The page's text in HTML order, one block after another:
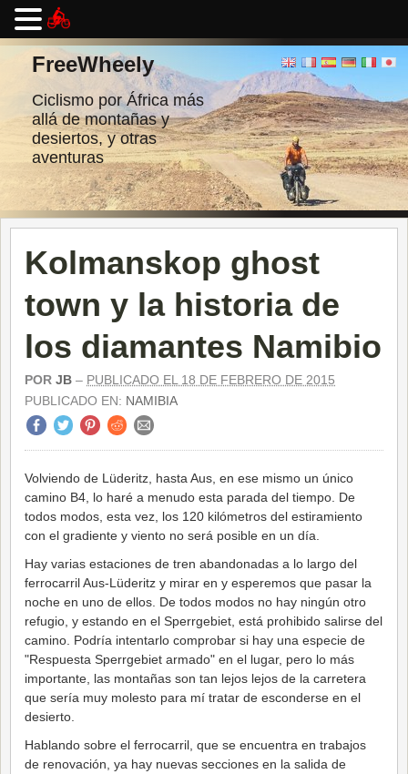
Ir
contenidoFreeWheely
Ciclismo por África más
allá de montañas y
desiertos, y otras
aventuras
Kolmanskop ghost
town y la historia de
los diamantes Namibio
POR JB – PUBLICADO EL 18 DE FEBRERO DE 2015
PUBLICADO EN: NAMIBIA
Volviendo de Lüderitz, hasta Aus, en ese mismo un único
camino B4, lo haré a menudo esta parada del tiempo. De
todos modos, esta vez, los 120 kilómetros del estiramiento
con el gradiente y viento no será posible en un día.
Hay varias estaciones de tren abandonadas a lo largo del
ferrocarril Aus-Lüderitz y mirar en y esperemos que pasar la
noche en uno de ellos. De todos modos no hay ningún otro
refugio, y estando en el Sperrgebiet, está prohibido salirse del
camino. Podría intentarlo comprobar si hay una especie de
"Respuesta Sperrgebiet armado" en el lugar, pero lo más
importante, las montañas son tan lejos lejos de la carretera
que sería muy molesto para mí tratar de esconderse en el
desierto.
Hablando sobre el ferrocarril, que se encuentra en trabajos
de renovación, ya hay nuevas secciones en la salida de